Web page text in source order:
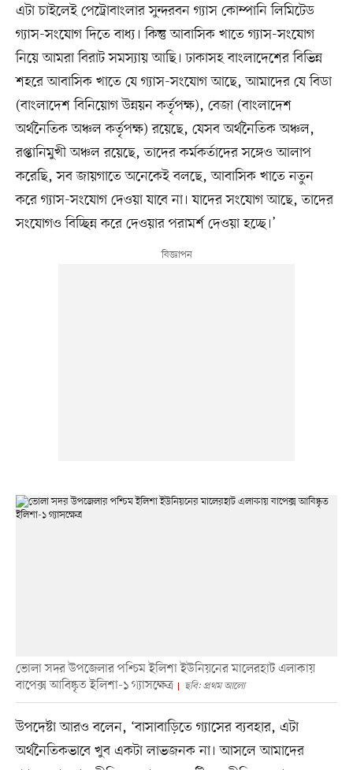
এটা চাইলেই পেট্রোবাংলার সুন্দরবন গ্যাস কোম্পানি লিমিটেড
গ্যাস-সংযোগ দিতে বাধ্য। কিন্তু আবাসিক খাতে গ্যাস-সংযোগ
নিয়ে আমরা বিরাট সমস্যায় আছি। ঢাকাসহ বাংলাদেশের বিভিন্ন
শহরে আবাসিক খাতে যে গ্যাস-সংযোগ আছে, আমাদের যে বিডা
(বাংলাদেশ বিনিয়োগ উন্নয়ন কর্তৃপক্ষ), বেজা (বাংলাদেশ
অর্থনৈতিক অঞ্চল কর্তৃপক্ষ) রয়েছে, যেসব অর্থনৈতিক অঞ্চল,
রপ্তানিমুখী অঞ্চল রয়েছে, তাদের কর্মকর্তাদের সঙ্গেও আলাপ
করেছি, সব জায়গাতে অনেকেই বলছে, আবাসিক খাতে নতুন
করে গ্যাস-সংযোগ দেওয়া যাবে না। যাদের সংযোগ আছে, তাদের
সংযোগও বিচ্ছিন্ন করে দেওয়ার পরামর্শ দেওয়া হচ্ছে।’
ভোলা সদর উপজেলার পশ্চিম ইলিশা ইউনিয়নের মালেরহাট এলাকায়
বাপেক্স আবিষ্কৃত ইলিশা-১ গ্যাসক্ষেত্র
ছবি: প্রথম আলো
উপদেষ্টা আরও বলেন, ‘বাসাবাড়িতে গ্যাসের ব্যবহার, এটা
অর্থনৈতিকভাবে খুব একটা লাভজনক না। আসলে আমাদের